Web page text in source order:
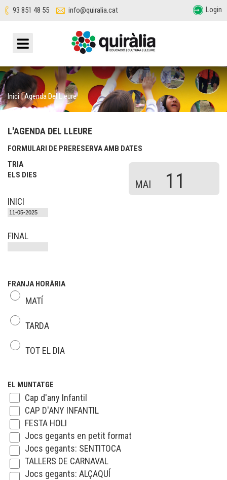
93 851 48 55 info@quiralia.cat Login
Inici|Agenda Del Lleure
L'AGENDA DEL LLEURE
FORMULARI DE PRERESERVA AMB DATES
TRIA
ELS DIES
MAI 11
INICI
FINAL
FRANJA HORÀRIA
MATÍ
TARDA
TOT EL DIA
EL MUNTATGE
Cap d'any Infantil
CAP D'ANY INFANTIL
FESTA HOLI
Jocs gegants en petit format
Jocs gegants: SENTITOCA
TALLERS DE CARNAVAL
Jocs gegants: ALÇAQUÍ